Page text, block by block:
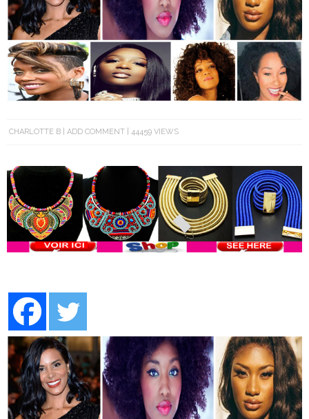
CHARLOTTE B ADD COMMENT 44459 VIEWS